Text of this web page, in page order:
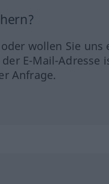
wollen Sie uns
E-Mail-
Anfrage.